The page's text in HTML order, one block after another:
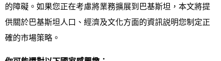
的障礙。如果您正在考慮將業務擴展到巴基斯坦，本文將提
供關於巴基斯坦人口、經濟及文化方面的資訊説明您制定正
確的市場策略。